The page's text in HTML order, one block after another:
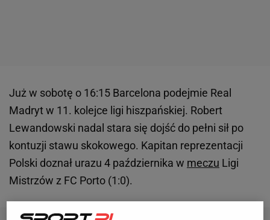
Już w sobotę o 16:15 Barcelona podejmie Real
Madryt w 11. kolejce ligi hiszpańskiej. Robert
Lewandowski nadal stara się dojść do pełni sił po
kontuzji stawu skokowego. Kapitan reprezentacji
Polski doznał urazu 4 października w meczu Ligi
Mistrzów z FC Porto (1:0).